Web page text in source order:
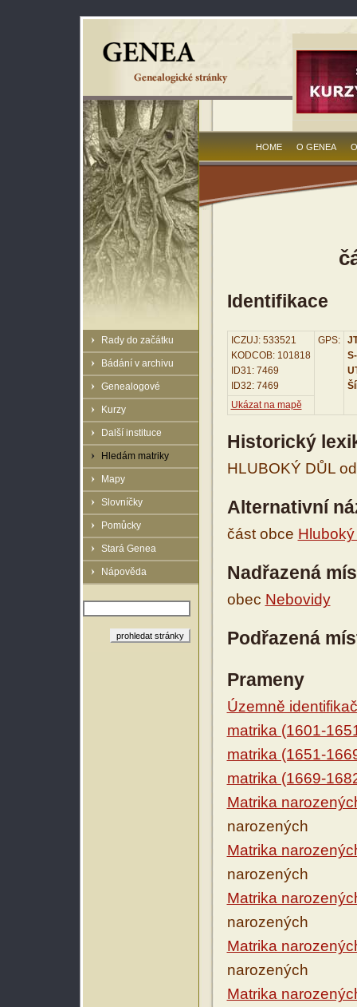
Rady do začátku
Bádání v archivu
Genealogové
Kurzy
Další instituce
Hledám matriky
Mapy
Slovníčky
Pomůcky
Stará Genea
Nápověda
HOME O GENEA
Identifikace
ICZUJ: 533521
KODCOB: 101818
ID31: 7469
ID32: 7469
GPS:
Ukázat na mapě
Historický
HLUBOKÝ DŮL
Alternativní
část obce
Nadřazená
obec Nebovidy
Podřazená
Prameny
Územně
matrika (1601-
matrika (1651-
matrika (1669-
Matrika
narozených
Matrika
narozených
Matrika
narozených
Matrika
narozených
Matrika